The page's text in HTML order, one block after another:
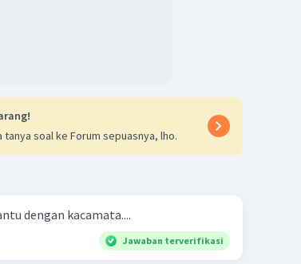
tanya soal ke Forum sepuasnya, lho.
dengan kacamata....
Jawaban terverifikasi